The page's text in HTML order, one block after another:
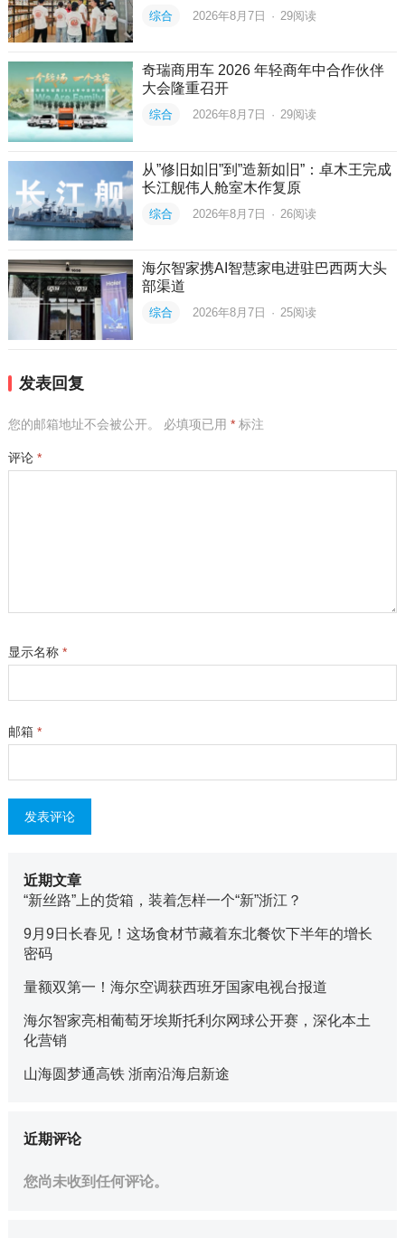
综合 2026年8月7日 · 29阅读
奇瑞商用车 2026 年轻商年中合作伙伴
大会隆重召开
综合 2026年8月7日 · 29阅读
从”修旧如旧”到”造新如旧”：卓木王完成
长江舰伟人舱室木作复原
综合 2026年8月7日 · 26阅读
海尔智家携AI智慧家电进驻巴西两大头
部渠道
综合 2026年8月7日 · 25阅读
发表回复
您的邮箱地址不会被公开。 必填项已用 *标注
评论 *
显示名称 *
邮箱 *
近期文章
“新丝路”上的货箱，装着怎样一个“新”浙江？
9月9日长春见！这场食材节藏着东北餐饮下半年的增长
密码
量额双第一！海尔空调获西班牙国家电视台报道
海尔智家亮相葡萄牙埃斯托利尔网球公开赛，深化本土
化营销
山海圆梦通高铁 浙南沿海启新途
近期评论
您尚未收到任何评论。